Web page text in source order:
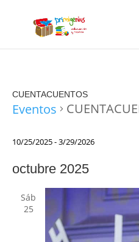
CUENTACUENTOS
Eventos
Eventos
10/25/2025 - 3/29/2026
la
octubre 2025
Sáb
25